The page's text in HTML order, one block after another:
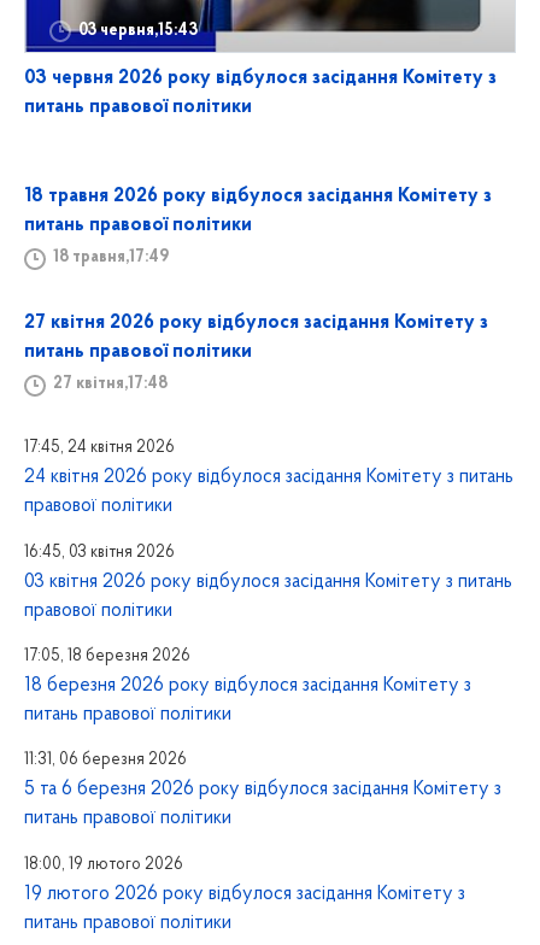
03 червня,15:43
03 червня 2026 року відбулося засідання Комітету з
питань правової політики
18 травня 2026 року відбулося засідання Комітету з
питань правової політики
18 травня,17:49
27 квітня 2026 року відбулося засідання Комітету з
питань правової політики
27 квітня,17:48
17:45, 24 квітня 2026
24 квітня 2026 року відбулося засідання Комітету з питань
правової політики
16:45, 03 квітня 2026
03 квітня 2026 року відбулося засідання Комітету з питань
правової політики
17:05, 18 березня 2026
18 березня 2026 року відбулося засідання Комітету з
питань правової політики
11:31, 06 березня 2026
5 та 6 березня 2026 року відбулося засідання Комітету з
питань правової політики
18:00, 19 лютого 2026
19 лютого 2026 року відбулося засідання Комітету з
питань правової політики